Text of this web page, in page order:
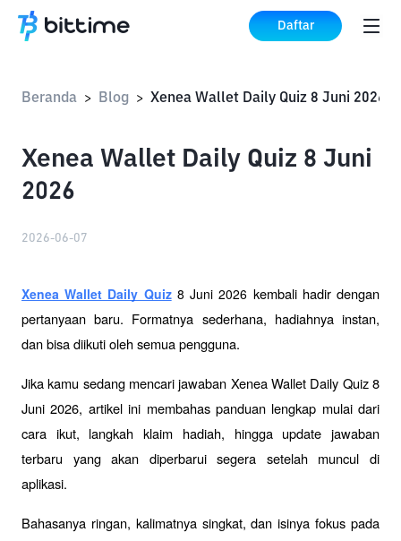
Daftar
Beranda > Blog > Xenea Wallet Daily Quiz 8 Juni 2026
Xenea Wallet Daily Quiz 8 Juni
2026
2026-06-07
Xenea Wallet Daily Quiz 8 Juni 2026 kembali hadir dengan
pertanyaan baru. Formatnya sederhana, hadiahnya instan,
dan bisa diikuti oleh semua pengguna.
Jika kamu sedang mencari jawaban Xenea Wallet Daily Quiz 8
Juni 2026, artikel ini membahas panduan lengkap mulai dari
cara ikut, langkah klaim hadiah, hingga update jawaban
terbaru yang akan diperbarui segera setelah muncul di
aplikasi.
Bahasanya ringan, kalimatnya singkat, dan isinya fokus pada